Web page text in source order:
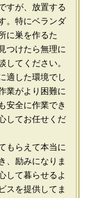
すが、放置する
。特にベランダ
に巣を作るた
つけたら無理に
してください。
適した環境でし
業がより困難に
安全に作業でき
してお任せくだ
もらえて本当に
、励みになりま
して暮らせるよ
スを提供してま